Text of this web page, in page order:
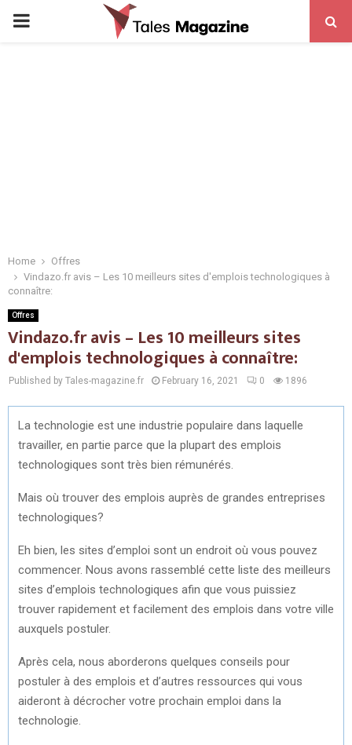
PRIMARY
Home
Offres
Vindazo.fr avis – Les 10 meilleurs sites d'emplois technologiques à
connaître:
Offres
Vindazo.fr avis – Les 10 meilleurs sites
d'emplois technologiques à connaître:
Published by Tales-magazine.fr February 16, 2021 0 1896
La technologie est une industrie populaire dans laquelle
travailler, en partie parce que la plupart des emplois
technologiques sont très bien rémunérés.
Mais où trouver des emplois auprès de grandes entreprises
technologiques?
Eh bien, les sites d’emploi sont un endroit où vous pouvez
commencer. Nous avons rassemblé cette liste des meilleurs
sites d’emplois technologiques afin que vous puissiez
trouver rapidement et facilement des emplois dans votre ville
auxquels postuler.
Après cela, nous aborderons quelques conseils pour
postuler à des emplois et d’autres ressources qui vous
aideront à décrocher votre prochain emploi dans la
technologie.